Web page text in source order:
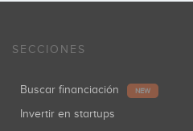
SECCIONES
Buscar financiación NEW
Invertir en startups